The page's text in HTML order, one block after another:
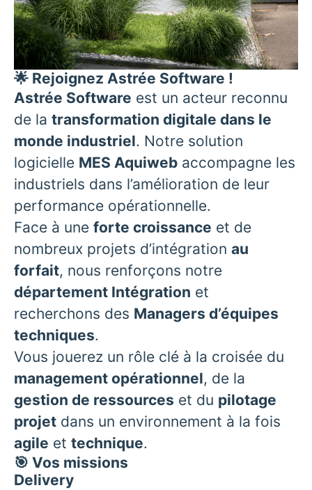
🌟 Rejoignez Astrée Software !
Astrée Software est un acteur reconnu
de la transformation digitale dans le
monde industriel. Notre solution
logicielle MES Aquiweb accompagne les
industriels dans l’amélioration de leur
performance opérationnelle.
Face à une forte croissance et de
nombreux projets d’intégration au
forfait, nous renforçons notre
département Intégration et
recherchons des Managers d’équipes
techniques.
Vous jouerez un rôle clé à la croisée du
management opérationnel, de la
gestion de ressources et du pilotage
projet dans un environnement à la fois
agile et technique.
🎯 Vos missions
Delivery